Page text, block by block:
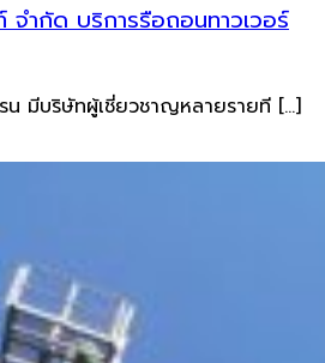
ำกัด บริการรือถอนทาวเวอร์
รน มีบริษัทผู้เชี่ยวชาญหลายรายที […]